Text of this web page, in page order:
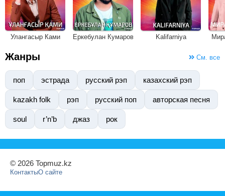
Улангасыр Ками Еркебулан Кумаров Kalifarniya
Жанры См. все
поп эстрада русский рэп казахский рэп
kazakh folk рэп русский поп авторская песня
soul r’n’b джаз рок
© 2026 Topmuz.kz
КонтактыО сайте